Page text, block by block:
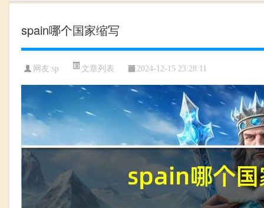
spain哪个国家缩写
网友:sp 文章列表 2024-12-15 23:28:11